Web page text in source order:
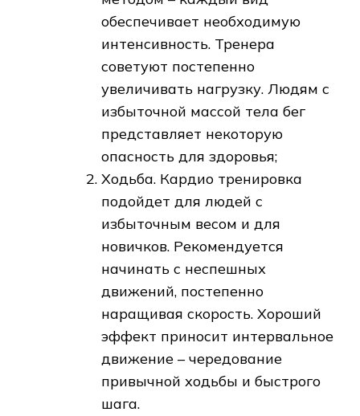
обеспечивает необходимую
интенсивность. Тренера
советуют постепенно
увеличивать нагрузку. Людям с
избыточной массой тела бег
представляет некоторую
опасность для здоровья;
Ходьба. Кардио тренировка
подойдет для людей с
избыточным весом и для
новичков. Рекомендуется
начинать с неспешных
движений, постепенно
наращивая скорость. Хороший
эффект приносит интервальное
движение – чередование
привычной ходьбы и быстрого
шага.